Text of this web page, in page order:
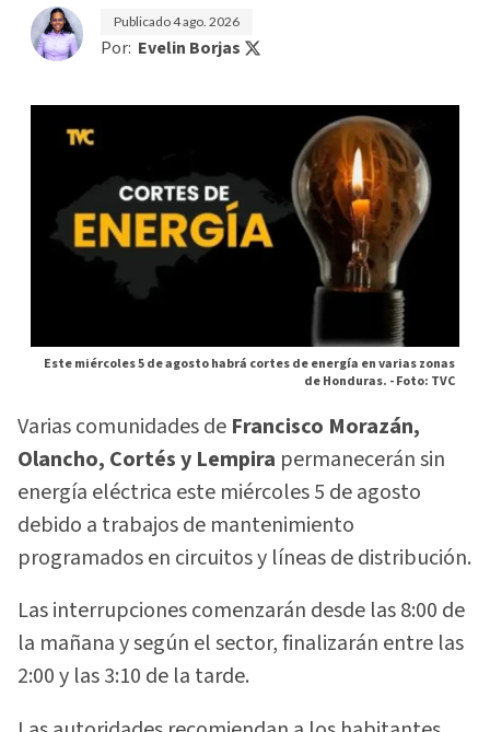
Publicado4 ago. 2026
Por: Evelin Borjas
Este miércoles 5 de agosto habrá cortes de energía en varias zonas
de Honduras. -Foto: TVC
Varias comunidades de Francisco Morazán,
Olancho, Cortés y Lempira permanecerán sin
energía eléctrica este miércoles 5 de agosto
debido a trabajos de mantenimiento
programados en circuitos y líneas de distribución.
Las interrupciones comenzarán desde las 8:00 de
la mañana y según el sector, finalizarán entre las
2:00 y las 3:10 de la tarde.